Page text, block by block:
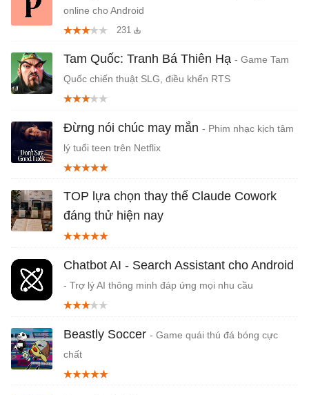
online cho Android
231
Tam Quốc: Tranh Bá Thiên Hạ - Game Tam
Quốc chiến thuật SLG, điều khển RTS
Đừng nói chúc may mắn - Phim nhạc kịch tâm
lý tuổi teen trên Netflix
TOP lựa chọn thay thế Claude Cowork
đáng thử hiện nay
Chatbot AI - Search Assistant cho Android
- Trợ lý AI thông minh đáp ứng mọi nhu cầu
Beastly Soccer - Game quái thú đá bóng cực
chất